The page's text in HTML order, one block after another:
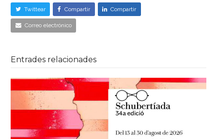
Twittear Compartir Compartir
Correo electrónico
Entrades relacionades